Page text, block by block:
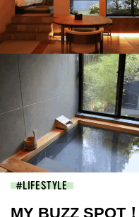
LIFESTYLE
MY BUZZ SPOT！